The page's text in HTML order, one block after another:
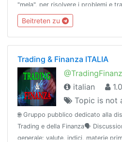
"mela", per risolvere i problemi e
anche il nostro CANALE: https://
Beitreten zu
Trading & Finanza ITALIA
italian
Topic is not
🌐 Gruppo pubblico dedicato alla
Trading e della Finanza🗣
generale: valute, indici, materie